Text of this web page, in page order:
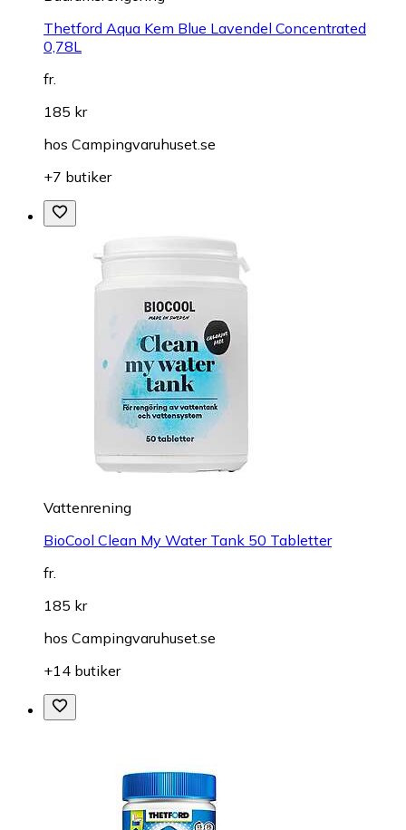
Thetford Aqua Kem Blue Lavendel Concentrated
0,78L
fr.
185 kr
hos Campingvaruhuset.se
+7 butiker
Vattenrening
BioCool Clean My Water Tank 50 Tabletter
fr.
185 kr
hos Campingvaruhuset.se
+14 butiker